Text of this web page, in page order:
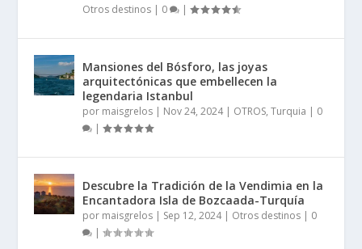
Otros destinos | 0 |
Mansiones del Bósforo, las joyas
arquitectónicas que embellecen la
legendaria Istanbul
por maisgrelos | Nov 24, 2024| OTROS,Turquia | 0
|
Descubre la Tradición de la Vendimia en la
Encantadora Isla de Bozcaada-Turquía
por maisgrelos | Sep 12, 2024| Otros destinos | 0
|